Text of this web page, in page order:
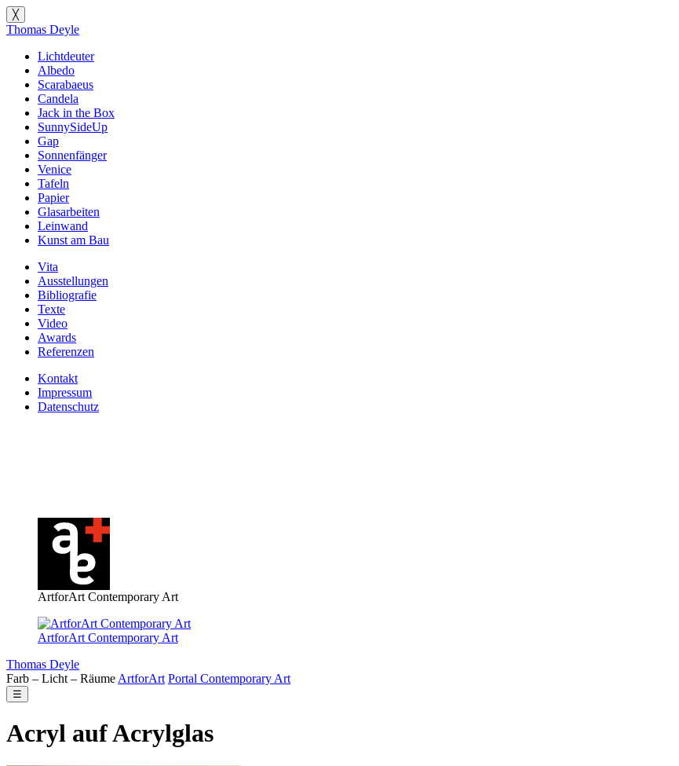
╳
Thomas Deyle
Lichtdeuter
Albedo
Scarabaeus
Candela
Jack in the Box
SunnySideUp
Gap
Sonnenfänger
Venice
Tafeln
Papier
Glasarbeiten
Leinwand
Kunst am Bau
Vita
Ausstellungen
Bibliografie
Texte
Video
Awards
Referenzen
Kontakt
Impressum
Datenschutz
ArtforArt Contemporary Art
ArtforArt Contemporary Art
Thomas Deyle
Farb – Licht – Räume ArtforArt Portal Contemporary Art
☰
Acryl auf Acrylglas